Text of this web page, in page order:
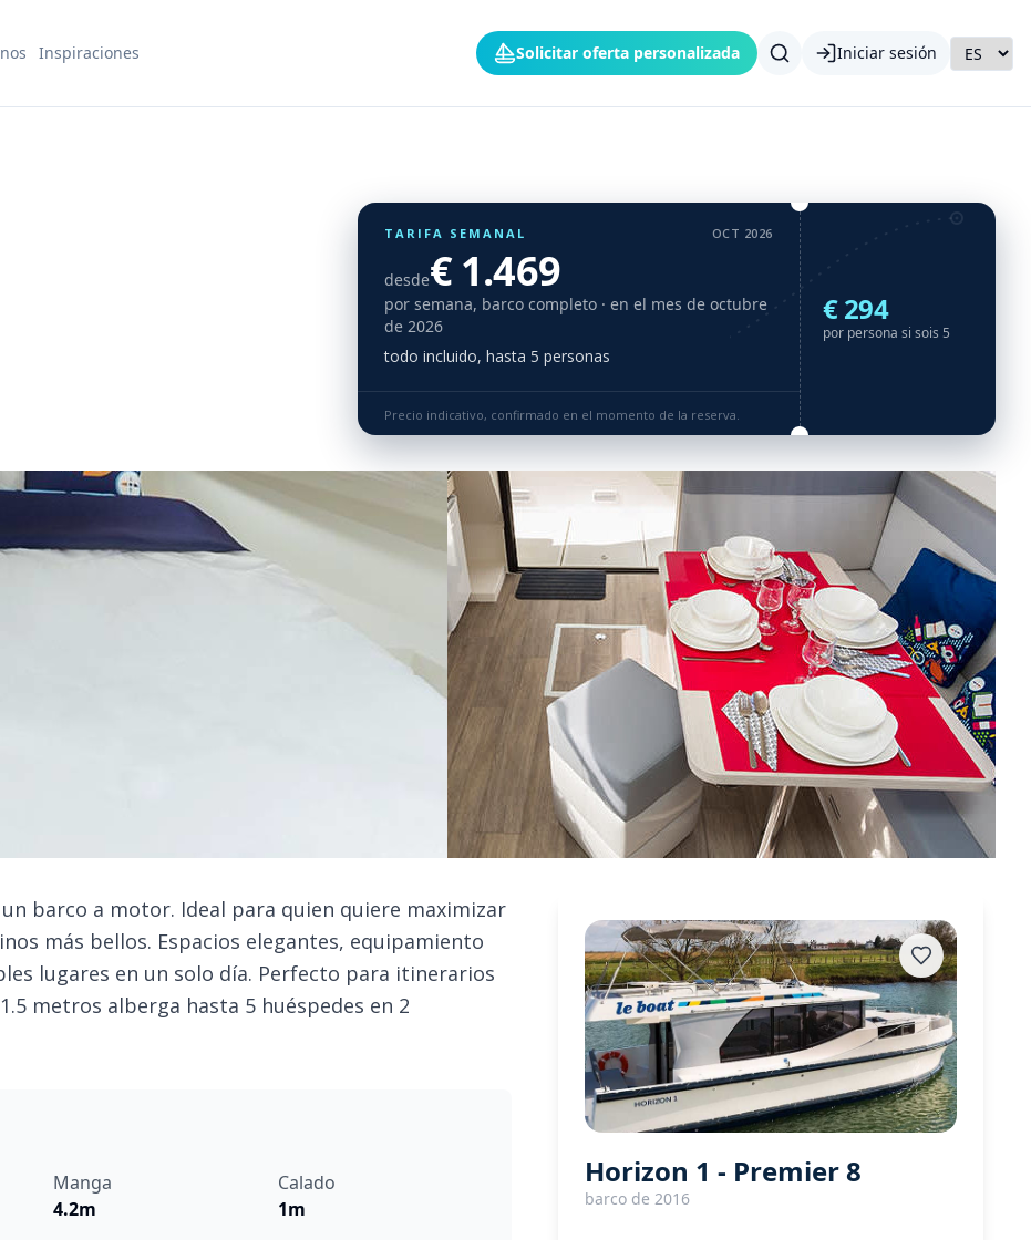
Inspiraciones Solicitar oferta personalizada Iniciar sesión
TARIFA SEMANAL OCT 2026
desde€ 1.469
por semana, barco completo · en el mes de octubre
de 2026
todo incluido, hasta 5 personas
Precio indicativo, confirmado en el momento de la reserva.
€ 294
por persona si sois 5
barco a motor. Ideal para quien quiere maximizar
más bellos. Espacios elegantes, equipamiento
lugares en un solo día. Perfecto para itinerarios
metros alberga hasta 5 huéspedes en 2
Manga
4.2m
Calado
1m
Horizon 1 - Premier 8
barco de 2016